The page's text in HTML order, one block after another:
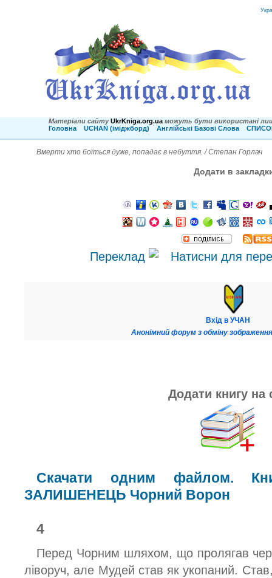
Матеріали сайту UkrKniga.org.ua можуть бути використані
Головна
UCHAN (іміджборд) Англійські Базові Слова
Вмерти хто боїться дуже, попадає в небуття. / Степан Горлач
Додати в
Переклад
Вхід в УЧАН
Анонімний форум з обміну
Додати книгу на
Скачати одним файлом.
ЗАЛИШЕНЕЦЬ Чорний Ворон
4
Перед Чорним шляхом, що пролягав
ліворуч, але Мудей став як укопаний.